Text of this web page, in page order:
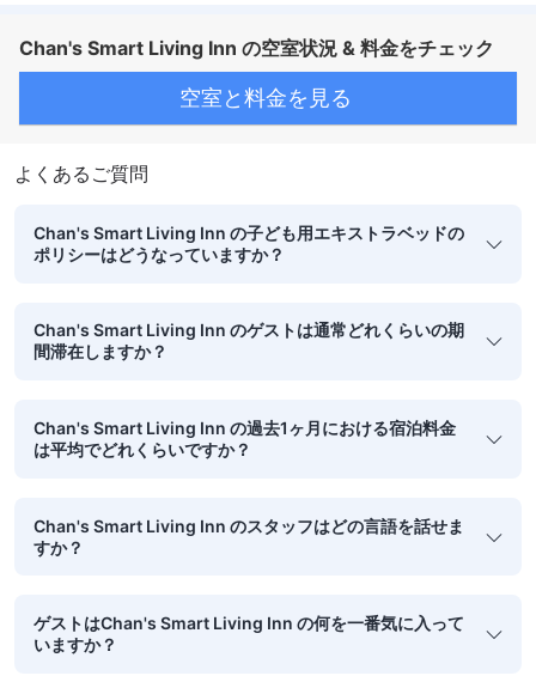
Chan's Smart Living Inn の空室状況 & 料金をチェック
空室と料金を見る
よくあるご質問
Chan's Smart Living Inn の子ども用エキストラベッドの
ポリシーはどうなっていますか？
Chan's Smart Living Inn のゲストは通常どれくらいの期
間滞在しますか？
Chan's Smart Living Inn の過去1ヶ月における宿泊料金
は平均でどれくらいですか？
Chan's Smart Living Inn のスタッフはどの言語を話せま
すか？
ゲストはChan's Smart Living Inn の何を一番気に入って
いますか？